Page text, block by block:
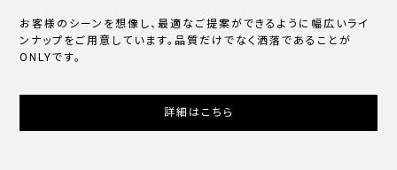
お客様のシーンを想像し、最適なご提案ができるように幅広いライ
ンナップをご用意しています。品質だけでなく洒落であることが
ONLYです。
詳細はこちら